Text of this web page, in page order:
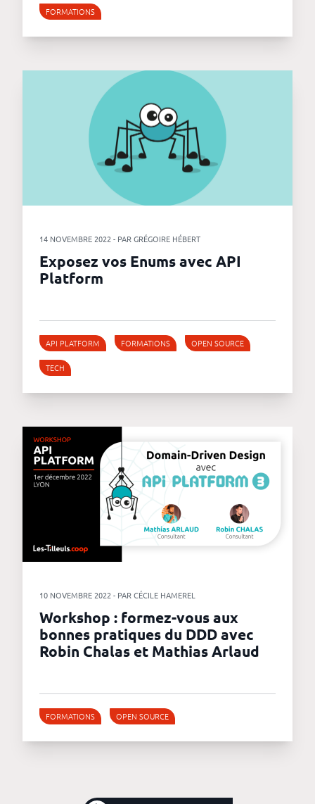
FORMATIONS
14 NOVEMBRE 2022 - PAR GRÉGOIRE HÉBERT
Exposez vos Enums avec API
Platform
API PLATFORM FORMATIONS OPEN SOURCE
TECH
10 NOVEMBRE 2022 - PAR CÉCILE HAMEREL
Workshop : formez-vous aux
bonnes pratiques du DDD avec
Robin Chalas et Mathias Arlaud
FORMATIONS OPEN SOURCE